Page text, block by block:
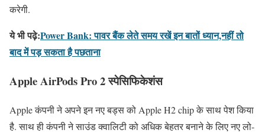
करेगी.
ये भी पढ़े:Power Bank: पावर बैंक लेते समय रखें इन बातों ध्यान,नहीं तो
बाद में पड़ सकता है पछताना
Apple AirPods Pro 2 स्पेसिफिकेशंस
Apple कंपनी ने अपने इन नए बड्स को Apple H2 chip के साथ पेश किया
है. साथ ही कंपनी ने साउंड क्वालिटी को अधिक बेहतर बनाने के लिए नए लो-